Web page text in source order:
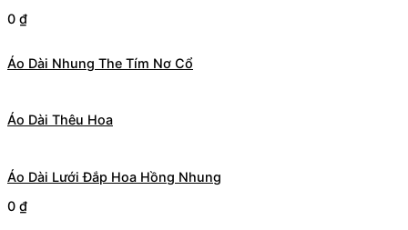
0 ₫
Áo Dài Nhung The Tím Nơ Cổ
Áo Dài Thêu Hoa
Áo Dài Lưới Đắp Hoa Hồng Nhung
0 ₫